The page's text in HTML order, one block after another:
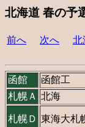
北海道 春の予
前へ 次へ 北
函館 函館工
札幌Ａ 北海
札幌Ｄ 東海大札